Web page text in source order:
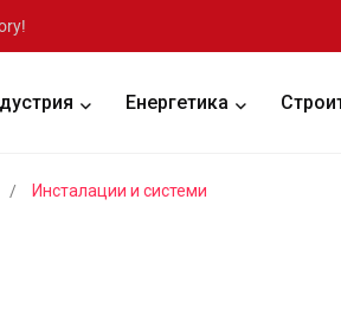
Енергетика
Инсталации и системи